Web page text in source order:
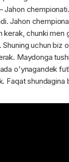
Jahon
Jahon
kerak, chunki men
Shuning uchun biz
Maydonga
o'ynagandek
Faqat shundagina